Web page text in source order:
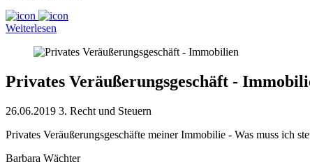
Weiterlesen
Privates Veräußerungsgeschäft -
26.06.2019 3. Recht und Steuern
Privates Veräußerungsgeschäfte meiner Immobilie - Was muss ich
Barbara Wächter